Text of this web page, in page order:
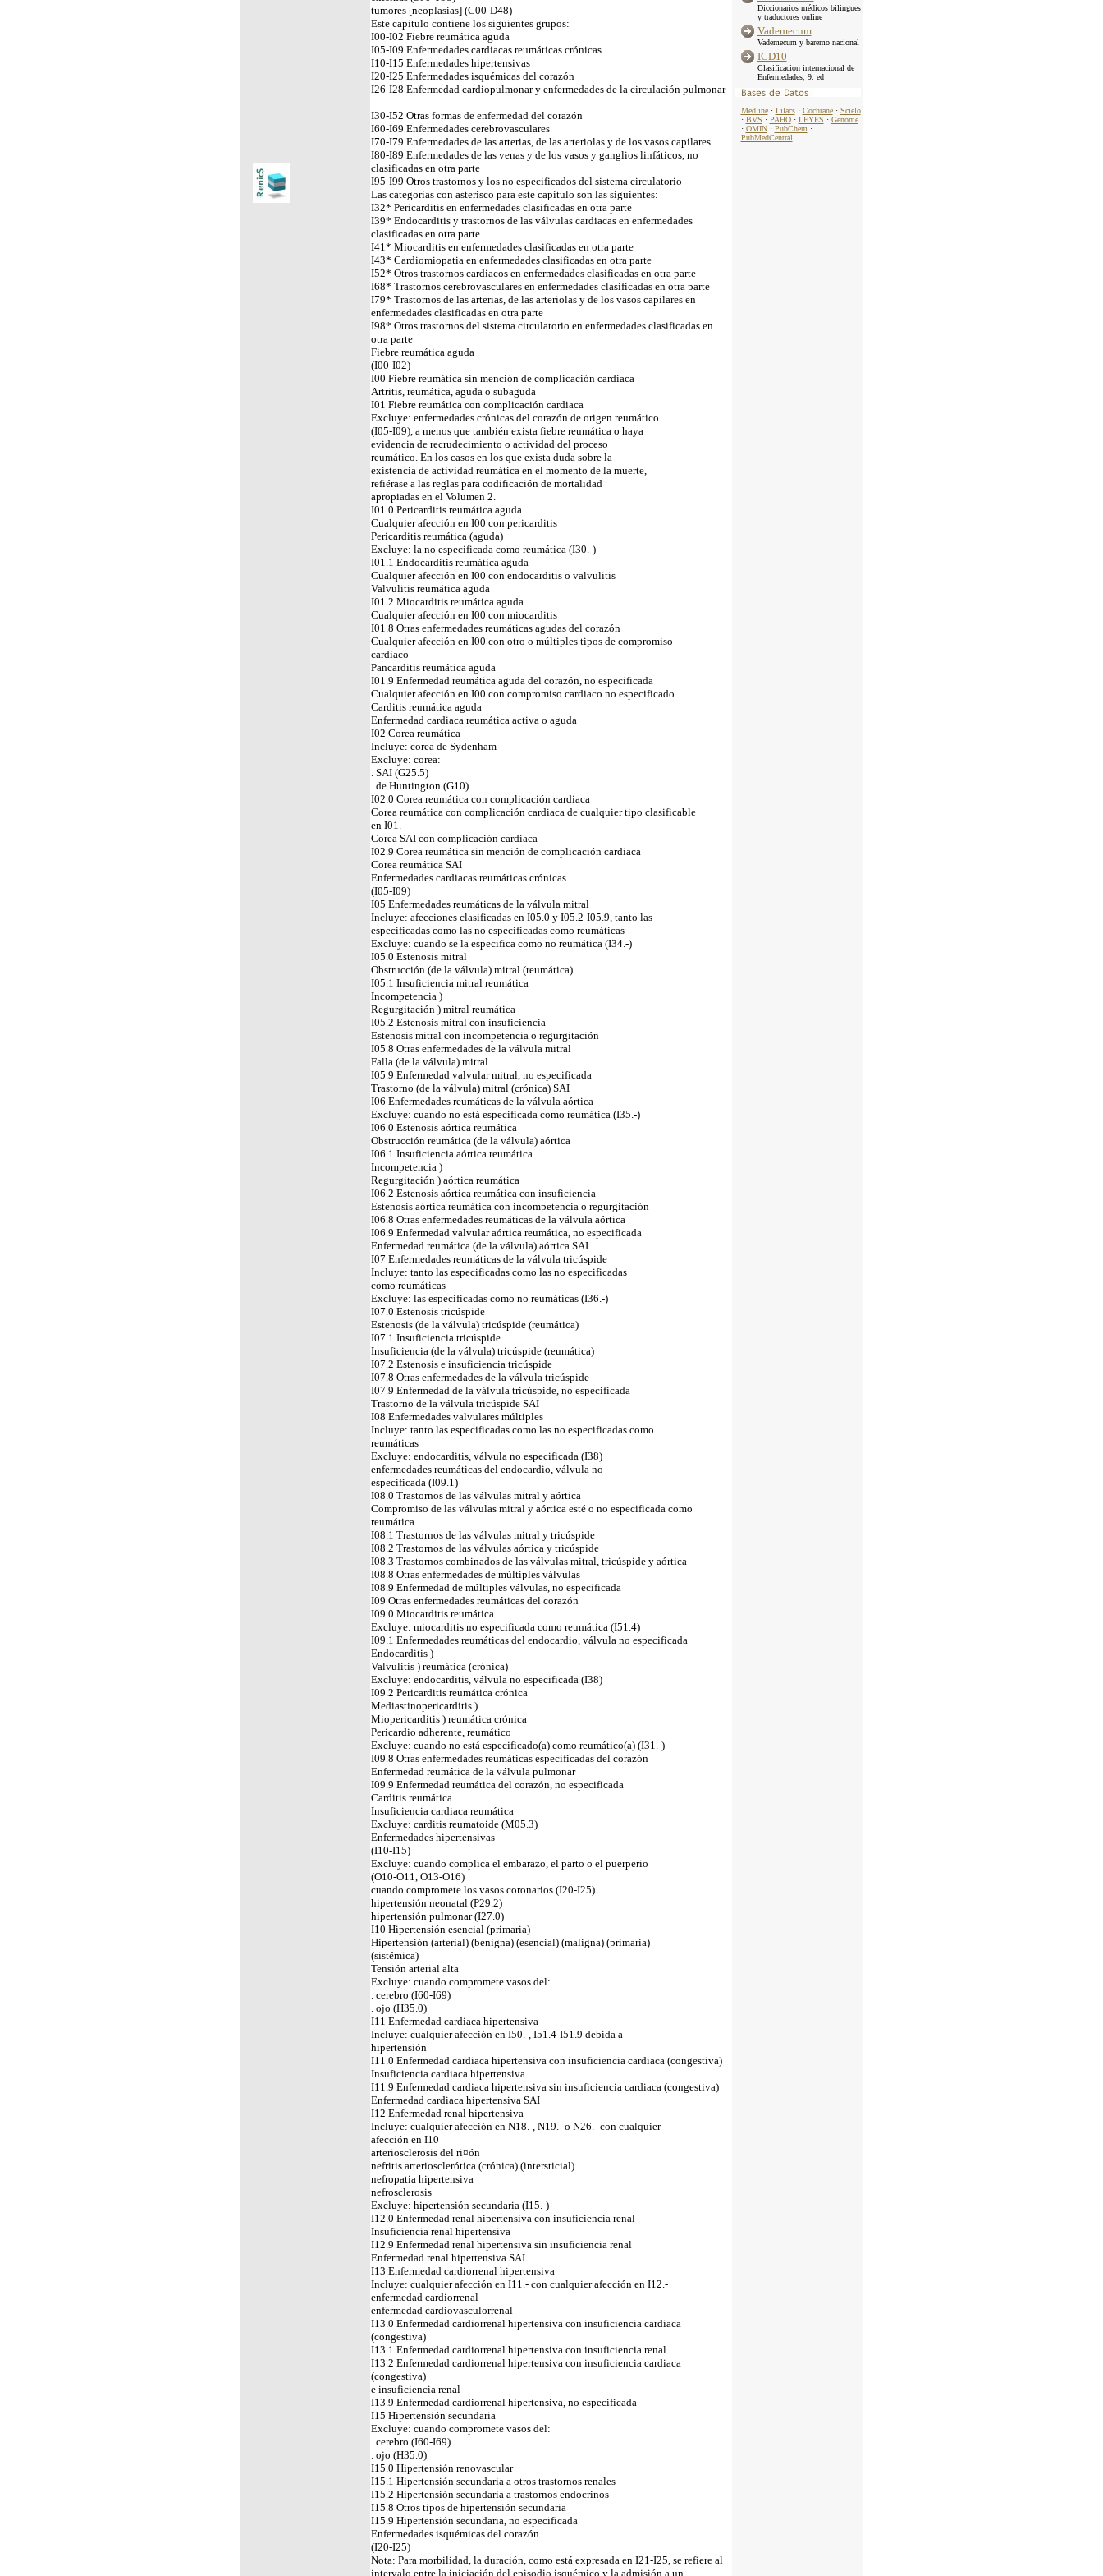
tumores [neoplasias] (C00-D48)
Este capitulo contiene los siguientes grupos:
I00-I02 Fiebre reumática aguda
I05-I09 Enfermedades cardiacas reumáticas crónicas
I10-I15 Enfermedades hipertensivas
I20-I25 Enfermedades isquémicas del corazón
I26-I28 Enfermedad cardiopulmonar y enfermedades de la circulación pulmonar
I30-I52 Otras formas de enfermedad del corazón
I60-I69 Enfermedades cerebrovasculares
I70-I79 Enfermedades de las arterias, de las arteriolas y de los vasos capilares
I80-I89 Enfermedades de las venas y de los vasos y ganglios linfáticos, no
clasificadas en otra parte
I95-I99 Otros trastornos y los no especificados del sistema circulatorio
Las categorias con asterisco para este capitulo son las siguientes:
I32* Pericarditis en enfermedades clasificadas en otra parte
I39* Endocarditis y trastornos de las válvulas cardiacas en enfermedades
clasificadas en otra parte
I41* Miocarditis en enfermedades clasificadas en otra parte
I43* Cardiomiopatia en enfermedades clasificadas en otra parte
I52* Otros trastornos cardiacos en enfermedades clasificadas en otra parte
I68* Trastornos cerebrovasculares en enfermedades clasificadas en otra parte
I79* Trastornos de las arterias, de las arteriolas y de los vasos capilares en
enfermedades clasificadas en otra parte
I98* Otros trastornos del sistema circulatorio en enfermedades clasificadas en
otra parte
Fiebre reumática aguda
(I00-I02)
I00 Fiebre reumática sin mención de complicación cardiaca
Artritis, reumática, aguda o subaguda
I01 Fiebre reumática con complicación cardiaca
Excluye: enfermedades crónicas del corazón de origen reumático
(I05-I09), a menos que también exista fiebre reumática o haya
evidencia de recrudecimiento o actividad del proceso
reumático. En los casos en los que exista duda sobre la
existencia de actividad reumática en el momento de la muerte,
refiérase a las reglas para codificación de mortalidad
apropiadas en el Volumen 2.
I01.0 Pericarditis reumática aguda
Cualquier afección en I00 con pericarditis
Pericarditis reumática (aguda)
Excluye: la no especificada como reumática (I30.-)
I01.1 Endocarditis reumática aguda
Cualquier afección en I00 con endocarditis o valvulitis
Valvulitis reumática aguda
I01.2 Miocarditis reumática aguda
Cualquier afección en I00 con miocarditis
I01.8 Otras enfermedades reumáticas agudas del corazón
Cualquier afección en I00 con otro o múltiples tipos de compromiso
cardiaco
Pancarditis reumática aguda
I01.9 Enfermedad reumática aguda del corazón, no especificada
Cualquier afección en I00 con compromiso cardiaco no especificado
Carditis reumática aguda
Enfermedad cardiaca reumática activa o aguda
I02 Corea reumática
Incluye: corea de Sydenham
Excluye: corea:
. SAI (G25.5)
. de Huntington (G10)
I02.0 Corea reumática con complicación cardiaca
Corea reumática con complicación cardiaca de cualquier tipo clasificable
en I01.-
Corea SAI con complicación cardiaca
I02.9 Corea reumática sin mención de complicación cardiaca
Corea reumática SAI
Enfermedades cardiacas reumáticas crónicas
(I05-I09)
I05 Enfermedades reumáticas de la válvula mitral
Incluye: afecciones clasificadas en I05.0 y I05.2-I05.9, tanto las
especificadas como las no especificadas como reumáticas
Excluye: cuando se la especifica como no reumática (I34.-)
I05.0 Estenosis mitral
Obstrucción (de la válvula) mitral (reumática)
I05.1 Insuficiencia mitral reumática
Incompetencia )
Regurgitación ) mitral reumática
I05.2 Estenosis mitral con insuficiencia
Estenosis mitral con incompetencia o regurgitación
I05.8 Otras enfermedades de la válvula mitral
Falla (de la válvula) mitral
I05.9 Enfermedad valvular mitral, no especificada
Trastorno (de la válvula) mitral (crónica) SAI
I06 Enfermedades reumáticas de la válvula aórtica
Excluye: cuando no está especificada como reumática (I35.-)
I06.0 Estenosis aórtica reumática
Obstrucción reumática (de la válvula) aórtica
I06.1 Insuficiencia aórtica reumática
Incompetencia )
Regurgitación ) aórtica reumática
I06.2 Estenosis aórtica reumática con insuficiencia
Estenosis aórtica reumática con incompetencia o regurgitación
I06.8 Otras enfermedades reumáticas de la válvula aórtica
I06.9 Enfermedad valvular aórtica reumática, no especificada
Enfermedad reumática (de la válvula) aórtica SAI
I07 Enfermedades reumáticas de la válvula tricúspide
Incluye: tanto las especificadas como las no especificadas
como reumáticas
Excluye: las especificadas como no reumáticas (I36.-)
I07.0 Estenosis tricúspide
Estenosis (de la válvula) tricúspide (reumática)
I07.1 Insuficiencia tricúspide
Insuficiencia (de la válvula) tricúspide (reumática)
I07.2 Estenosis e insuficiencia tricúspide
I07.8 Otras enfermedades de la válvula tricúspide
I07.9 Enfermedad de la válvula tricúspide, no especificada
Trastorno de la válvula tricúspide SAI
I08 Enfermedades valvulares múltiples
Incluye: tanto las especificadas como las no especificadas como
reumáticas
Excluye: endocarditis, válvula no especificada (I38)
enfermedades reumáticas del endocardio, válvula no
especificada (I09.1)
I08.0 Trastornos de las válvulas mitral y aórtica
Compromiso de las válvulas mitral y aórtica esté o no especificada como
reumática
I08.1 Trastornos de las válvulas mitral y tricúspide
I08.2 Trastornos de las válvulas aórtica y tricúspide
I08.3 Trastornos combinados de las válvulas mitral, tricúspide y aórtica
I08.8 Otras enfermedades de múltiples válvulas
I08.9 Enfermedad de múltiples válvulas, no especificada
I09 Otras enfermedades reumáticas del corazón
I09.0 Miocarditis reumática
Excluye: miocarditis no especificada como reumática (I51.4)
I09.1 Enfermedades reumáticas del endocardio, válvula no especificada
Endocarditis )
Valvulitis ) reumática (crónica)
Excluye: endocarditis, válvula no especificada (I38)
I09.2 Pericarditis reumática crónica
Mediastinopericarditis )
Miopericarditis ) reumática crónica
Pericardio adherente, reumático
Excluye: cuando no está especificado(a) como reumático(a) (I31.-)
I09.8 Otras enfermedades reumáticas especificadas del corazón
Enfermedad reumática de la válvula pulmonar
I09.9 Enfermedad reumática del corazón, no especificada
Carditis reumática
Insuficiencia cardiaca reumática
Excluye: carditis reumatoide (M05.3)
Enfermedades hipertensivas
(I10-I15)
Excluye: cuando complica el embarazo, el parto o el puerperio
(O10-O11, O13-O16)
cuando compromete los vasos coronarios (I20-I25)
hipertensión neonatal (P29.2)
hipertensión pulmonar (I27.0)
I10 Hipertensión esencial (primaria)
Hipertensión (arterial) (benigna) (esencial) (maligna) (primaria)
(sistémica)
Tensión arterial alta
Excluye: cuando compromete vasos del:
. cerebro (I60-I69)
. ojo (H35.0)
I11 Enfermedad cardiaca hipertensiva
Incluye: cualquier afección en I50.-, I51.4-I51.9 debida a
hipertensión
I11.0 Enfermedad cardiaca hipertensiva con insuficiencia cardiaca (congestiva)
Insuficiencia cardiaca hipertensiva
I11.9 Enfermedad cardiaca hipertensiva sin insuficiencia cardiaca (congestiva)
Enfermedad cardiaca hipertensiva SAI
I12 Enfermedad renal hipertensiva
Incluye: cualquier afección en N18.-, N19.- o N26.- con cualquier
afección en I10
arteriosclerosis del ri¤ón
nefritis arteriosclerótica (crónica) (intersticial)
nefropatia hipertensiva
nefrosclerosis
Excluye: hipertensión secundaria (I15.-)
I12.0 Enfermedad renal hipertensiva con insuficiencia renal
Insuficiencia renal hipertensiva
I12.9 Enfermedad renal hipertensiva sin insuficiencia renal
Enfermedad renal hipertensiva SAI
I13 Enfermedad cardiorrenal hipertensiva
Incluye: cualquier afección en I11.- con cualquier afección en I12.-
enfermedad cardiorrenal
enfermedad cardiovasculorrenal
I13.0 Enfermedad cardiorrenal hipertensiva con insuficiencia cardiaca
(congestiva)
I13.1 Enfermedad cardiorrenal hipertensiva con insuficiencia renal
I13.2 Enfermedad cardiorrenal hipertensiva con insuficiencia cardiaca
(congestiva)
e insuficiencia renal
I13.9 Enfermedad cardiorrenal hipertensiva, no especificada
I15 Hipertensión secundaria
Excluye: cuando compromete vasos del:
. cerebro (I60-I69)
. ojo (H35.0)
I15.0 Hipertensión renovascular
I15.1 Hipertensión secundaria a otros trastornos renales
I15.2 Hipertensión secundaria a trastornos endocrinos
I15.8 Otros tipos de hipertensión secundaria
I15.9 Hipertensión secundaria, no especificada
Enfermedades isquémicas del corazón
(I20-I25)
Nota: Para morbilidad, la duración, como está expresada en I21-I25, se refiere al
intervalo entre la iniciación del episodio isquémico y la admisión a un
Diccionarios médicos bilingues
y traductores online
Vademecum
Vademecum y baremo nacional
ICD10
Clasificacion internacional de
Enfermedades, 9. ed
Medline· Lilacs· Cochrane· Scielo
· BVS · PAHO· LEYES · Genome
· OMIN· PubChem ·
PubMedCentral